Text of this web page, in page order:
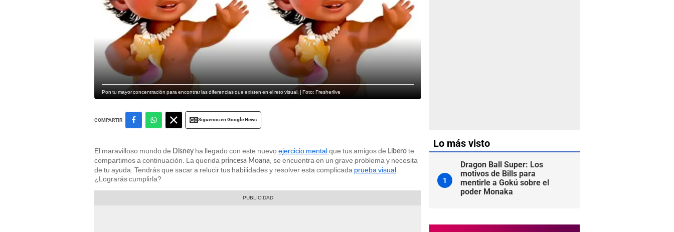
Pon tu mayor concentración para encontrar las diferencias que existen en el reto visual. | Foto: Fresherlive
COMPARTIR Siguenos en Google News
El maravilloso mundo de Disney ha llegado con este nuevoejercicio mentalque tus amigos de Líbero te
compartimos a continuación. La querida princesa Moana , se encuentra en un grave problema y necesita
de tu ayuda. Tendrás que sacar a relucir tus habilidades y resolver esta complicada prueba visual
¿Lograrás cumplirla?
Lo más visto
1
Dragon Ball Super: Los
motivos de Bills para
mentirle a Gokú sobre el
poder Monaka